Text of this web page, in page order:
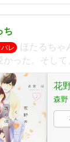
ち
レ
ほたるちゃ
かった。そし
花
森野